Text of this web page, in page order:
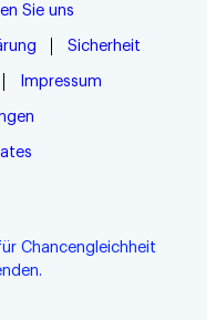
Sie uns
Sicherheit
Impressum
Chancengleichheit